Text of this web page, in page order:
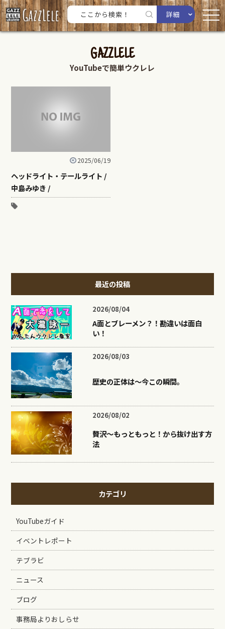
詳細
GAZZLELE
YouTubeで簡単ウクレレ
2025/06/19
ヘッドライト・テールライト /
中島みゆき /
最近の投稿
2026/08/04
A面とブレーメン？！勘違いは面白
い！
2026/08/03
歴史の正体は〜今この瞬間。
2026/08/02
贅沢〜もっともっと！から抜け出す方
法
カテゴリ
YouTubeガイド
イベントレポート
テブラビ
ニュース
ブログ
事務局よりおしらせ